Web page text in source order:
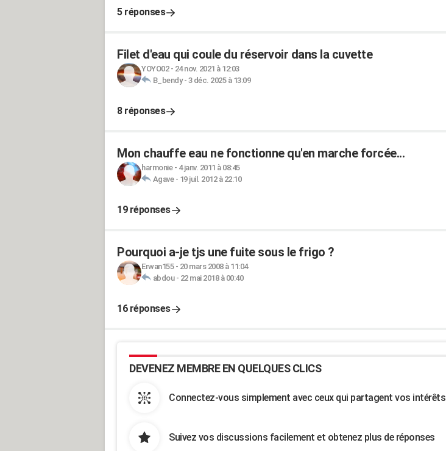
5 réponses
Filet d'eau qui coule du réservoir dans la cuvette
YOYO02- 24 nov. 2021 à 12:03
B_bendy- 3 déc. 2025 à 13:09
8 réponses
Mon chauffe eau ne fonctionne qu'en marche forcée...
harmonie- 4 janv. 2011 à 08:45
Agave- 19 juil. 2012 à 22:10
19 réponses
Pourquoi a-je tjs une fuite sous le frigo ?
Erwan155- 20 mars 2008 à 11:04
abdou- 22 mai 2018 à 00:40
16 réponses
DEVENEZ MEMBRE EN QUELQUES CLICS
Connectez-vous simplement avec ceux qui partagent vos intérêts
Suivez vos discussions facilement et obtenez plus de réponses